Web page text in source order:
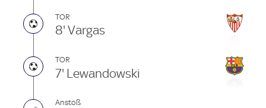
TOR
8' Vargas
TOR
7' Lewandowski
Anstoß